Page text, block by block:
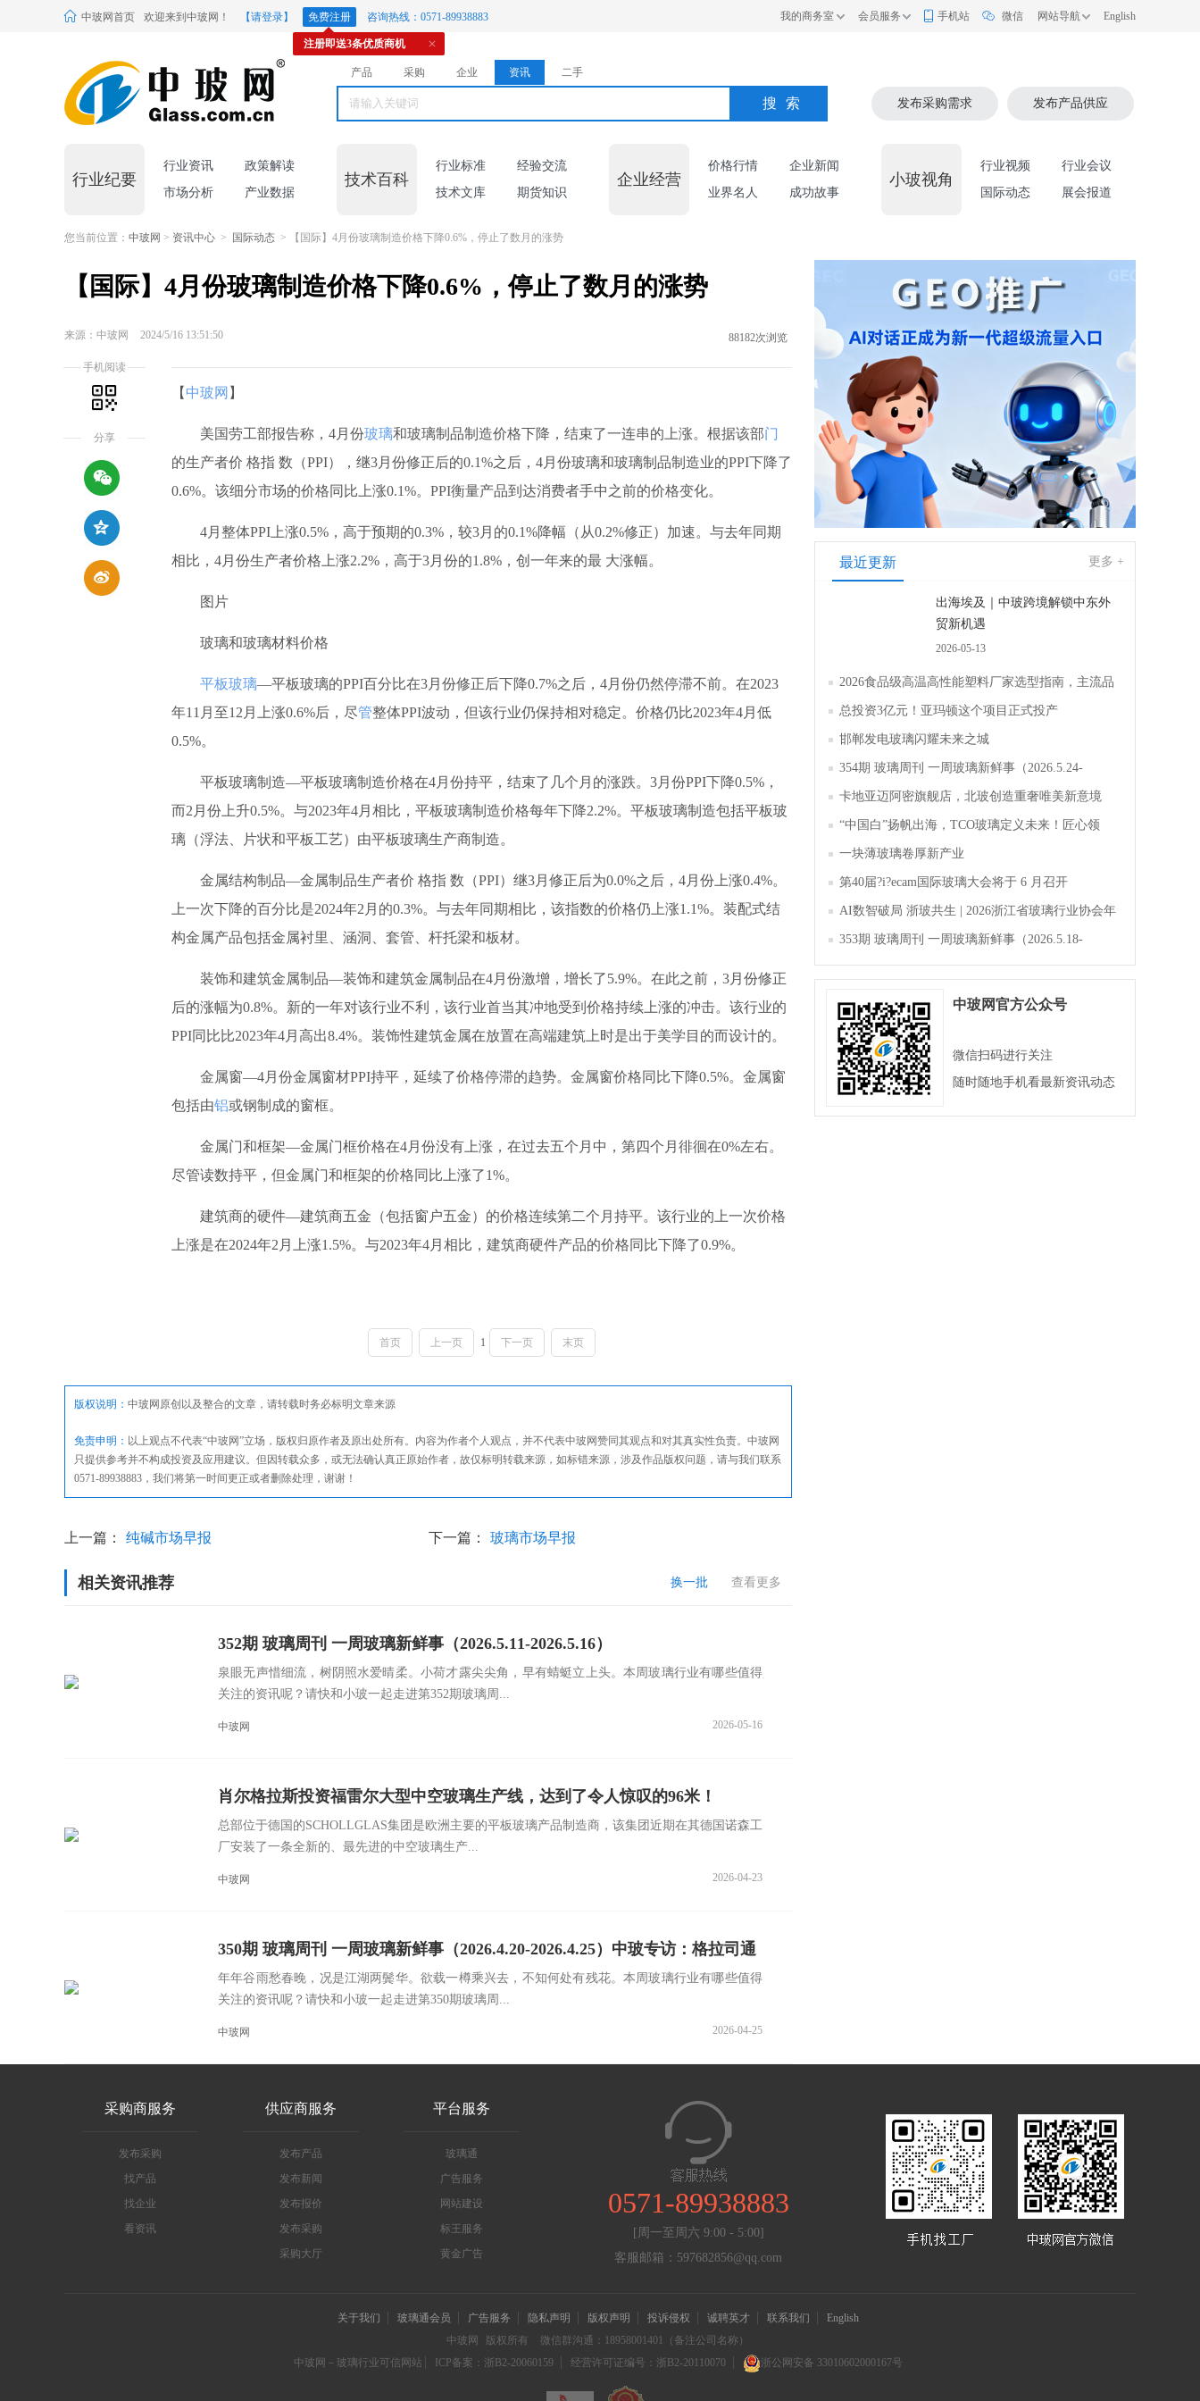
中玻网首页 欢迎来到中玻网！ 【请登录】 免费注册 咨询热线：0571-89938883
注册即送3条优质商机
我的商务室 会员服务 手机站 微信 网站导航 English
产品 采购 企业 资讯 二手
搜索 发布采购需求 发布产品供应
行业纪要
行业资讯
政策解读
市场分析
产业数据
技术百科
行业标准
经验交流
技术文库
期货知识
企业经营
价格行情
企业新闻
业界名人
成功故事
小玻视角
行业视频
行业会议
国际动态
展会报道
您当前位置： 中玻网 > 资讯中心 > 国际动态 > 【国际】4月份玻璃制造价格下降0.6%，停止了数月的涨势
最近更新 更多 +
出海埃及｜中玻跨境解锁中东外
贸新机遇
2026-05-13
2026食品级高温高性能塑料厂家选型指南，主流品
牌全面解析评测
总投资3亿元！亚玛顿这个项目正式投产
邯郸发电玻璃闪耀未来之城
354期 玻璃周刊 一周玻璃新鲜事（2026.5.24-
2026.5.30）
卡地亚迈阿密旗舰店，北玻创造重奢唯美新意境
“中国白”扬帆出海，TCO玻璃定义未来！匠心领
航，淄博新材料产业聚势成峰
一块薄玻璃卷厚新产业
第40届?i?ecam国际玻璃大会将于 6 月召开
AI数智破局 浙玻共生 | 2026浙江省玻璃行业协会年
会暨第四届四次会员大会成功举办
353期 玻璃周刊 一周玻璃新鲜事（2026.5.18-
2026.5.23）
中玻网官方公众号
微信扫码进行关注
随时随地手机看最新资讯动态
手机阅读
分享
【国际】4月份玻璃制造价格下降0.6%，停止了数月的涨势
来源：中玻网 2024/5/16 13:51:50 88182次浏览
【 中玻网 】
美国劳工部报告称，4月份玻璃和玻璃制品制造价格下降，结束了一连串的上涨。根据该部门
的生产者价 格指 数（PPI），继3月份修正后的0.1%之后，4月份玻璃和玻璃制品制造业的PPI下降了
0.6%。该细分市场的价格同比上涨0.1%。PPI衡量产品到达消费者手中之前的价格变化。
4月整体PPI上涨0.5%，高于预期的0.3%，较3月的0.1%降幅（从0.2%修正）加速。与去年同期
相比，4月份生产者价格上涨2.2%，高于3月份的1.8%，创一年来的最 大涨幅。
图片
玻璃和玻璃材料价格
平板玻璃—平板玻璃的PPI百分比在3月份修正后下降0.7%之后，4月份仍然停滞不前。在2023
年11月至12月上涨0.6%后，尽管整体PPI波动，但该行业仍保持相对稳定。价格仍比2023年4月低
0.5%。
平板玻璃制造—平板玻璃制造价格在4月份持平，结束了几个月的涨跌。3月份PPI下降0.5%，
而2月份上升0.5%。与2023年4月相比，平板玻璃制造价格每年下降2.2%。平板玻璃制造包括平板玻
璃（浮法、片状和平板工艺）由平板玻璃生产商制造。
金属结构制品—金属制品生产者价 格指 数（PPI）继3月修正后为0.0%之后，4月份上涨0.4%。
上一次下降的百分比是2024年2月的0.3%。与去年同期相比，该指数的价格仍上涨1.1%。装配式结
构金属产品包括金属衬里、涵洞、套管、杆托梁和板材。
装饰和建筑金属制品—装饰和建筑金属制品在4月份激增，增长了5.9%。在此之前，3月份修正
后的涨幅为0.8%。新的一年对该行业不利，该行业首当其冲地受到价格持续上涨的冲击。该行业的
PPI同比比2023年4月高出8.4%。装饰性建筑金属在放置在高端建筑上时是出于美学目的而设计的。
金属窗—4月份金属窗材PPI持平，延续了价格停滞的趋势。金属窗价格同比下降0.5%。金属窗
包括由铝或钢制成的窗框。
金属门和框架—金属门框价格在4月份没有上涨，在过去五个月中，第四个月徘徊在0%左右。
尽管读数持平，但金属门和框架的价格同比上涨了1%。
建筑商的硬件—建筑商五金（包括窗户五金）的价格连续第二个月持平。该行业的上一次价格
上涨是在2024年2月上涨1.5%。与2023年4月相比，建筑商硬件产品的价格同比下降了0.9%。
首页 上一页 1 下一页 末页
版权说明： 中玻网原创以及整合的文章，请转载时务必标明文章来源
免责申明： 以上观点不代表“中玻网”立场，版权归原作者及原出处所有。内容为作者个人观点，并不代表中玻网赞同其观点和对其真实性负责。中玻网
只提供参考并不构成投资及应用建议。但因转载众多，或无法确认真正原始作者，故仅标明转载来源，如标错来源，涉及作品版权问题，请与我们联系
0571-89938883，我们将第一时间更正或者删除处理，谢谢！
上一篇： 纯碱市场早报 下一篇： 玻璃市场早报
相关资讯推荐 查看更多
换一批
352期 玻璃周刊 一周玻璃新鲜事（2026.5.11-2026.5.16）
泉眼无声惜细流，树阴照水爱晴柔。小荷才露尖尖角，早有蜻蜓立上头。本周玻璃行业有哪些值得
关注的资讯呢？请快和小玻一起走进第352期玻璃周...
中玻网 2026-05-16
肖尔格拉斯投资福雷尔大型中空玻璃生产线，达到了令人惊叹的96米！
总部位于德国的SCHOLLGLAS集团是欧洲主要的平板玻璃产品制造商，该集团近期在其德国诺森工
厂安装了一条全新的、最先进的中空玻璃生产...
中玻网 2026-04-23
350期 玻璃周刊 一周玻璃新鲜事（2026.4.20-2026.4.25）中玻专访：格拉司通
年年谷雨愁春晚，况是江湖两鬓华。欲载一樽乘兴去，不知何处有残花。本周玻璃行业有哪些值得
关注的资讯呢？请快和小玻一起走进第350期玻璃周...
中玻网 2026-04-25
采购商服务
发布采购
找产品
找企业
看资讯
供应商服务
发布产品
发布新闻
发布报价
发布采购
采购大厅
平台服务
玻璃通
广告服务
网站建设
标王服务
黄金广告
0571-89938883
[周一至周六 9:00 - 5:00]
客服邮箱：597682856@qq.com
关于我们 玻璃通会员 广告服务 隐私声明 版权声明 投诉侵权 诚聘英才 联系我们
English
中玻网
版权所有
微信群沟通：18958001401（备注公司名称）
中玻网－玻璃行业可信网站
ICP备案：浙B2-20060159 经营许可证编号：浙B2-20110070 浙公网安备 33010602000167号